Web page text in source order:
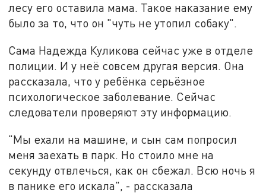
лесу его оставила мама. Такое наказание ему
было за то, что он "чуть не утопил собаку".
Сама Надежда Куликова сейчас уже в отделе
полиции. И у неё совсем другая версия. Она
рассказала, что у ребёнка серьёзное
психологическое заболевание. Сейчас
следователи проверяют эту информацию.
"Мы ехали на машине, и сын сам попросил
меня заехать в парк. Но стоило мне на
секунду отвлечься, как он сбежал. Всю ночь я
в панике его искала", - рассказала